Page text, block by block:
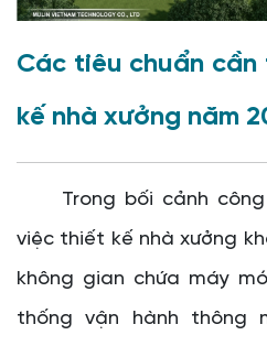
Các tiêu chuẩn
kế nhà xưởng năm
Trong bối cảnh công
việc thiết kế nhà xưởng
không gian chứa máy
thống vận hành thông